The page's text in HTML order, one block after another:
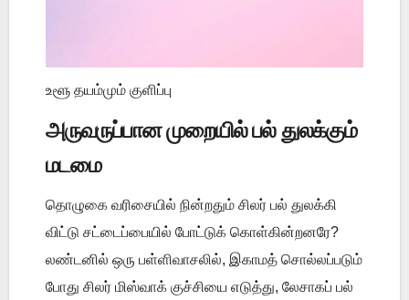
உளூ தயம்மும் குளிப்பு
அருவருப்பான முறையில் பல் துலக்கும்
மடமை
தொழுகை வரிசையில் நின்றதும் சிலர் பல் துலக்கி
விட்டு சட்டைப்பையில் போட்டுக் கொள்கின்றனரே?
லண்டனில் ஒரு பள்ளிவாசலில், இகாமத் சொல்லப்படும்
போது சிலர் மிஸ்வாக் குச்சியை எடுத்து, லேசாகப் பல்